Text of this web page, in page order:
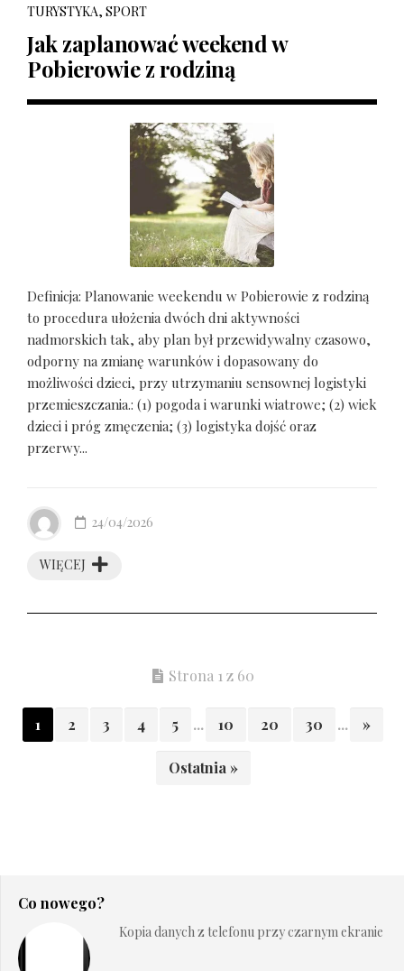
TURYSTYKA, SPORT
Jak zaplanować weekend w
Pobierowie z rodziną
Definicja: Planowanie weekendu w Pobierowie z rodziną
to procedura ułożenia dwóch dni aktywności
nadmorskich tak, aby plan był przewidywalny czasowo,
odporny na zmianę warunków i dopasowany do
możliwości dzieci, przy utrzymaniu sensownej logistyki
przemieszczania.: (1) pogoda i warunki wiatrowe; (2) wiek
dzieci i próg zmęczenia; (3) logistyka dojść oraz
przerwy...
WIĘCEJ
24/04/2026
Strona 1 z 60
1 2 3 4 5 ... 10 20 30 ... »
Ostatnia »
Co nowego?
Kopia danych z telefonu przy czarnym ekranie